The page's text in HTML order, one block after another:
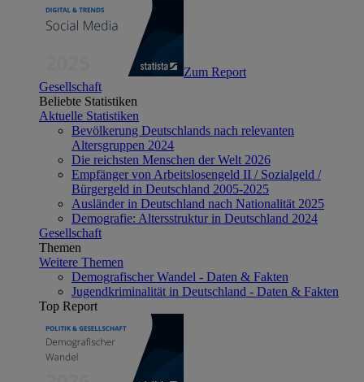
Zum Report
Gesellschaft
Beliebte Statistiken
Aktuelle Statistiken
Bevölkerung Deutschlands nach relevanten
Altersgruppen 2024
Die reichsten Menschen der Welt 2026
Empfänger von Arbeitslosengeld II / Sozialgeld /
Bürgergeld in Deutschland 2005-2025
Ausländer in Deutschland nach Nationalität 2025
Demografie: Altersstruktur in Deutschland 2024
Gesellschaft
Themen
Weitere Themen
Demografischer Wandel - Daten & Fakten
Jugendkriminalität in Deutschland - Daten & Fakten
Top Report